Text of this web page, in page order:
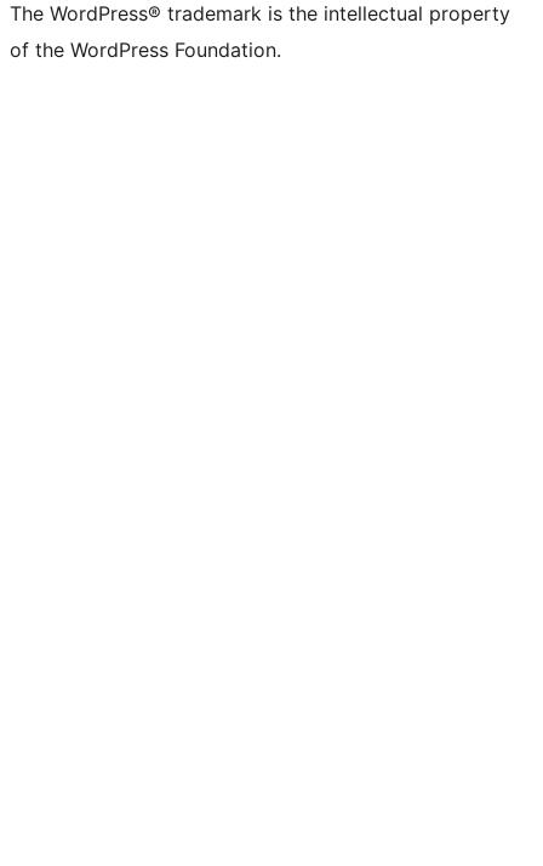
The WordPress® trademark is the intellectual property
of the WordPress Foundation.